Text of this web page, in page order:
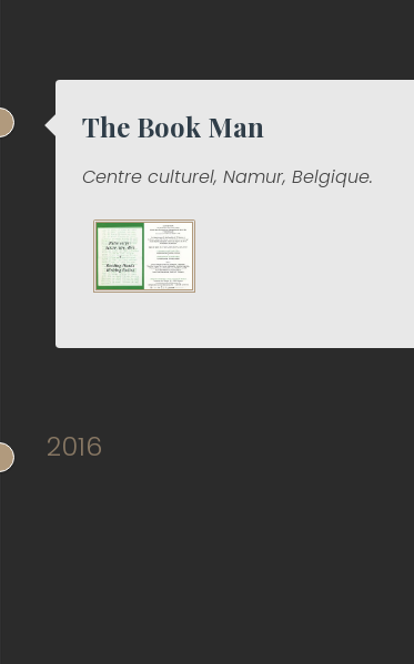
The Book Man
Centre culturel, Namur, Belgique.
2016